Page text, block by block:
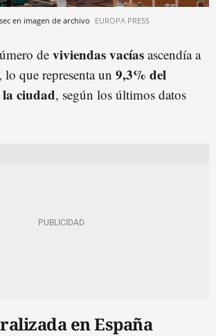
en imagen de archivo EUROPA PRESS
de viviendas vacías ascendía a
, lo que representa un 9,3% del
ciudad, según los últimos datos
en España